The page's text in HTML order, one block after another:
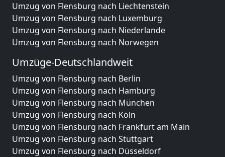
Umzug von Flensburg nach Liechtenstein
Umzug von Flensburg nach Luxemburg
Umzug von Flensburg nach Niederlande
Umzug von Flensburg nach Norwegen
Umzüge-Deutschlandweit
Umzug von Flensburg nach Berlin
Umzug von Flensburg nach Hamburg
Umzug von Flensburg nach München
Umzug von Flensburg nach Köln
Umzug von Flensburg nach Frankfurt am Main
Umzug von Flensburg nach Stuttgart
Umzug von Flensburg nach Düsseldorf